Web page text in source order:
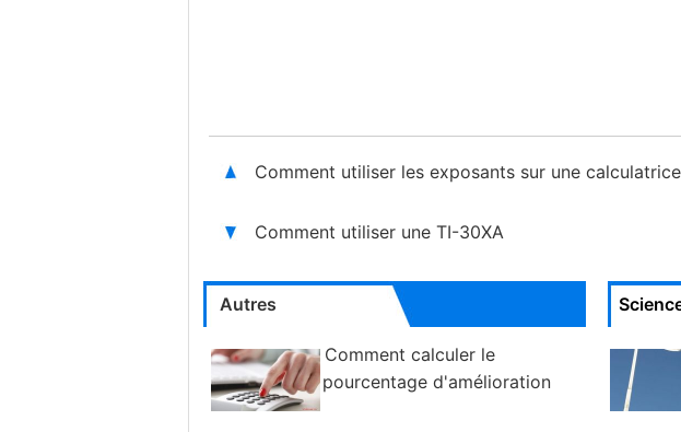
Comment utiliser les exposants sur une
Comment utiliser une TI-30XA
Autres
Comment calculer le
pourcentage d'amélioration